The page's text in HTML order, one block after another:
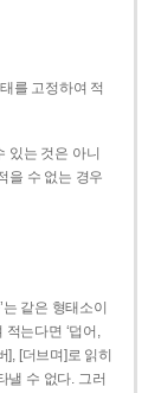
를 고정하여 적
있는 것은 아니
을 수 없는 경우
는 같은 형태소이
적는다면 ‘덥어,
], [더브며]로 읽히
낼 수 없다. 그러